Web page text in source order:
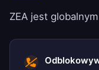
ZEA jest